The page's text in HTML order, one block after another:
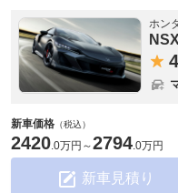
ホン
NSX
新車価格 （税込）
2420.0万円 ～2794.0万円
新車見積り